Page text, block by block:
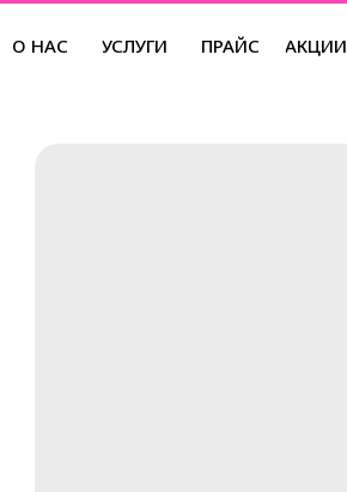
АКЦИИ
ПРАЙС
УСЛУГИ
О НАС